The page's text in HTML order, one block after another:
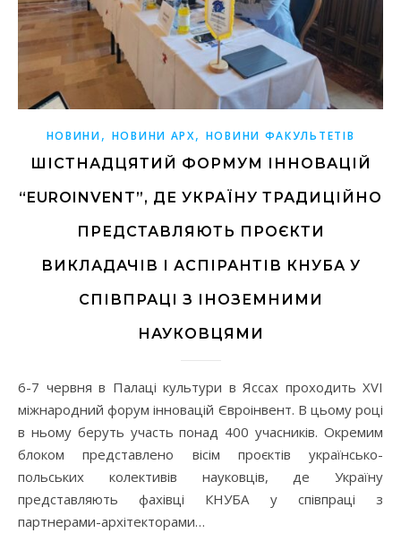
НОВИНИ, НОВИНИ АРХ, НОВИНИ ФАКУЛЬТЕТІВ
ШІСТНАДЦЯТИЙ ФОРМУМ ІННОВАЦІЙ
“EUROINVENT”, ДЕ УКРАЇНУ ТРАДИЦІЙНО
ПРЕДСТАВЛЯЮТЬ ПРОЄКТИ
ВИКЛАДАЧІВ І АСПІРАНТІВ КНУБА У
СПІВПРАЦІ З ІНОЗЕМНИМИ
НАУКОВЦЯМИ
6-7 червня в Палаці культури в Яссах проходить XVI
міжнародний форум інновацій Євроінвент. В цьому році
в ньому беруть участь понад 400 учасників. Окремим
блоком представлено вісім проєктів українсько-
польських колективів науковців, де Україну
представляють фахівці КНУБА у співпраці з
партнерами-архітекторами…